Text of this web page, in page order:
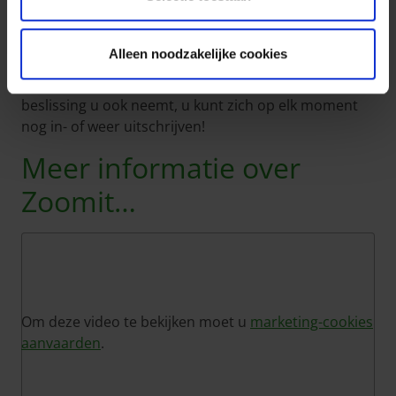
Alleen noodzakelijke cookies
onmiddellijk van het gebruiksgemak en stopt de
oude? Dan moet u niets ondernemen. U blijft uw
P&V vervaldagbericht op papier ontvangen. Welke
beslissing u ook neemt, u kunt zich op elk moment
nog in- of weer uitschrijven!
Meer informatie over
Zoomit…
Om deze video te bekijken moet u marketing-cookies
aanvaarden.